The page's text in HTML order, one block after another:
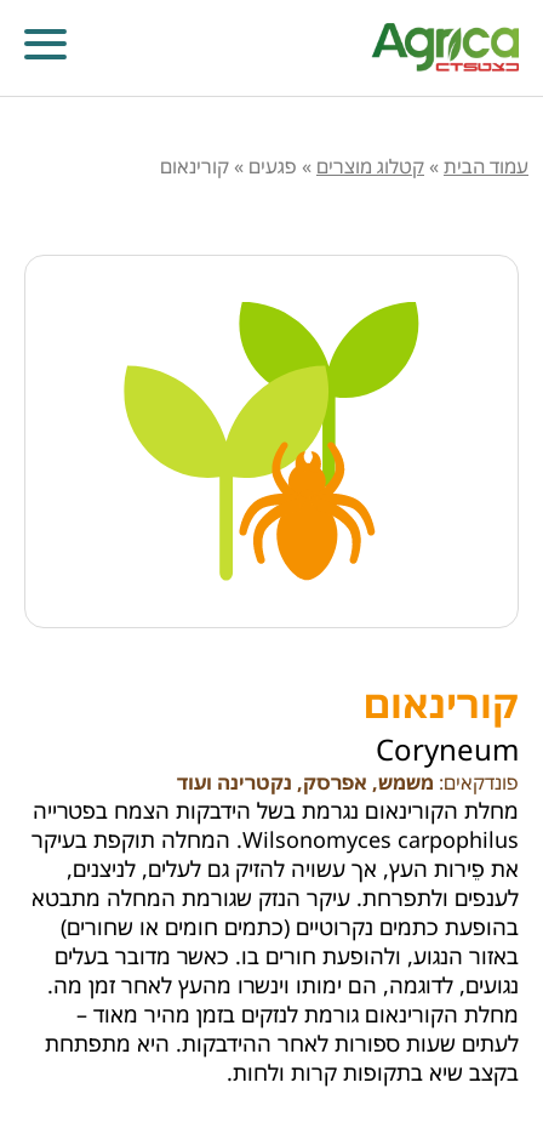
קוטלי עשבים
קוטלי מחלות
קוטלי חרקים
דישון עלוותי וביוסטימולנטים
שונות
עמוד הבית»קטלוג מוצרים » פגעים »קורינאום
קורינאום
Coryneum
פונדקאים: משמש, אפרסק, נקטרינה ועוד
מחלת הקורינאום נגרמת בשל הידבקות הצמח בפטרייה
Wilsonomyces carpophilus. המחלה תוקפת בעיקר
את פֵירות העץ, אך עשויה להזיק גם לעלים, לניצנים,
לענפים ולתפרחת. עיקר הנזק שגורמת המחלה מתבטא
בהופעת כתמים נקרוטיים (כתמים חומים או שחורים)
באזור הנגוע, ולהופעת חורים בו. כאשר מדובר בעלים
נגועים, לדוגמה, הם ימותו וינשרו מהעץ לאחר זמן מה.
מחלת הקורינאום גורמת לנזקים בזמן מהיר מאוד –
לעתים שעות ספורות לאחר ההידבקות. היא מתפתחת
בקצב שיא בתקופות קרות ולחות.